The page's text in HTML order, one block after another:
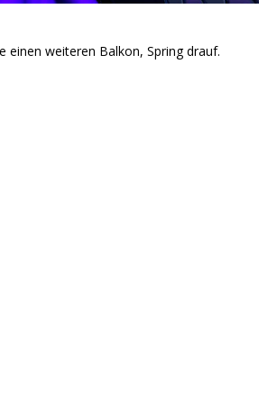
einen weiteren Balkon, Spring drauf.